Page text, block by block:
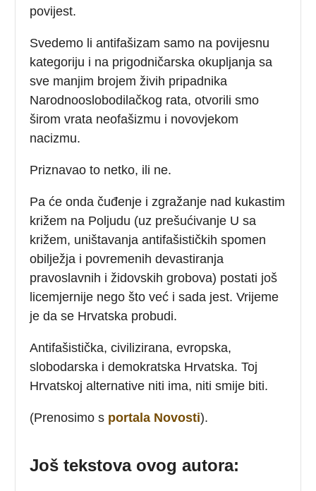
povijest.
Svedemo li antifašizam samo na povijesnu
kategoriju i na prigodničarska okupljanja sa
sve manjim brojem živih pripadnika
Narodnooslobodilačkog rata, otvorili smo
širom vrata neofašizmu i novovjekom
nacizmu.
Priznavao to netko, ili ne.
Pa će onda čuđenje i zgražanje nad kukastim
križem na Poljudu (uz prešućivanje U sa
križem, uništavanja antifašističkih spomen
obilježja i povremenih devastiranja
pravoslavnih i židovskih grobova) postati još
licemjernije nego što već i sada jest. Vrijeme
je da se Hrvatska probudi.
Antifašistička, civilizirana, evropska,
slobodarska i demokratska Hrvatska. Toj
Hrvatskoj alternative niti ima, niti smije biti.
(Prenosimo s portala Novosti).
Još tekstova ovog autora: